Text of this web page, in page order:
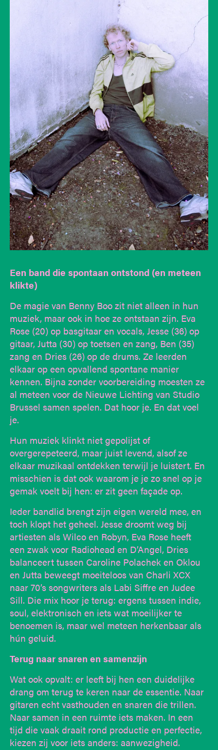
Een band die spontaan ontstond (en meteen
klikte)
De magie van Benny Boo zit niet alleen in hun
muziek, maar ook in hoe ze ontstaan zijn. Eva
Rose (20) op basgitaar en vocals, Jesse (36) op
gitaar, Jutta (30) op toetsen en zang, Ben (35)
zang en Dries (26) op de drums. Ze leerden
elkaar op een opvallend spontane manier
kennen. Bijna zonder voorbereiding moesten ze
al meteen voor de Nieuwe Lichting van Studio
Brussel samen spelen. Dat hoor je. En dat voel
je.
Hun muziek klinkt niet gepolijst of
overgerepeteerd, maar juist levend, alsof ze
elkaar muzikaal ontdekken terwijl je luistert. En
misschien is dat ook waarom je je zo snel op je
gemak voelt bij hen: er zit geen façade op.
Ieder bandlid brengt zijn eigen wereld mee, en
toch klopt het geheel. Jesse droomt weg bij
artiesten als Wilco en Robyn, Eva Rose heeft
een zwak voor Radiohead en D’Angel, Dries
balanceert tussen Caroline Polachek en Oklou
en Jutta beweegt moeiteloos van Charli XCX
naar 70’s songwriters als Labi Siffre en Judee
Sill. Die mix hoor je terug: ergens tussen indie,
soul, elektronisch en iets wat moeilijker te
benoemen is, maar wel meteen herkenbaar als
hún geluid.
Terug naar snaren en samenzijn
Wat ook opvalt: er leeft bij hen een duidelijke
drang om terug te keren naar de essentie. Naar
gitaren echt vasthouden en snaren die trillen.
Naar samen in een ruimte iets maken. In een
tijd die vaak draait rond productie en perfectie,
kiezen zij voor iets anders: aanwezigheid.